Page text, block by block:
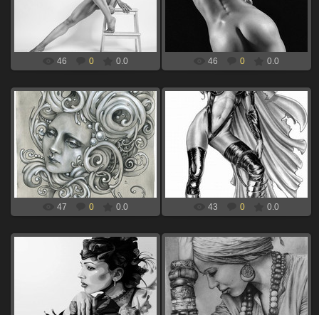
выжигания по дереву
xBOINGx
46 0 0.0
дереву
xBOINGx
46 0 0.0
06.09.2024
девушка абстракция для
выжигания по дереву
xBOINGx
47 0 0.0
06.09.2024
девушка в плаще для выжигания
по дереву
xBOINGx
43 0 0.0
06.09.2024
девушка для выжигания по дереву
xBOINGx
06.09.2024
девушка задумчивая для
выжигания по дереву
xBOINGx